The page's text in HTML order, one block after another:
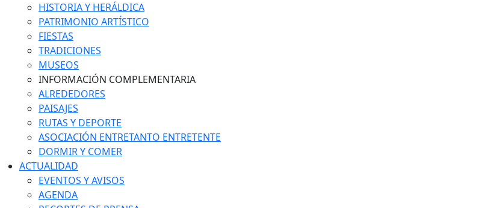
HISTORIA Y HERÁLDICA
PATRIMONIO ARTÍSTICO
FIESTAS
TRADICIONES
MUSEOS
INFORMACIÓN COMPLEMENTARIA
ALREDEDORES
PAISAJES
RUTAS Y DEPORTE
ASOCIACIÓN ENTRETANTO ENTRETENTE
DORMIR Y COMER
ACTUALIDAD
EVENTOS Y AVISOS
AGENDA